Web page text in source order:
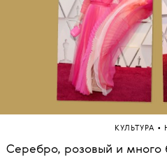
КУЛЬТУРА •
Серебро, розовый и много